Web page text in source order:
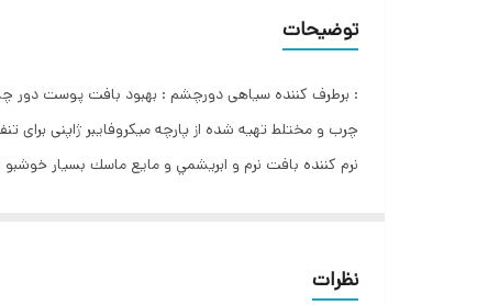
توضیحات
چرب و مختلط تهیه شده از پارچه میکروفایبر ژاپنی
را در یخچال قرار دهید.
نظرات